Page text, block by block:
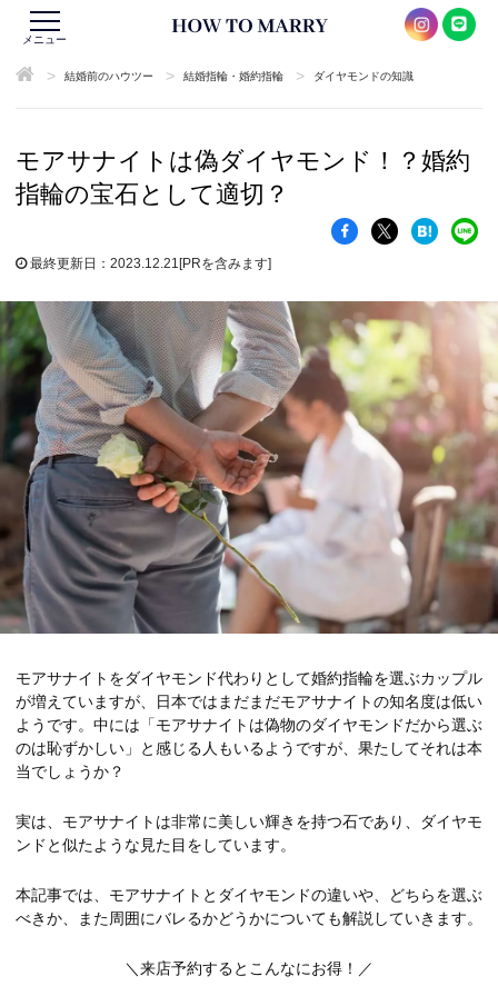
メニュー
> 結婚前のハウツー > 結婚指輪・婚約指輪 > ダイヤモンドの知識
モアサナイトは偽ダイヤモンド！？婚約
指輪の宝石として適切？
最終更新日：2023.12.21 [PRを含みます]
モアサナイトをダイヤモンド代わりとして婚約指輪を選ぶカップル
が増えていますが、日本ではまだまだモアサナイトの知名度は低い
ようです。中には「モアサナイトは偽物のダイヤモンドだから選ぶ
のは恥ずかしい」と感じる人もいるようですが、果たしてそれは本
当でしょうか？
実は、モアサナイトは非常に美しい輝きを持つ石であり、ダイヤモ
ンドと似たような見た目をしています。
本記事では、モアサナイトとダイヤモンドの違いや、どちらを選ぶ
べきか、また周囲にバレるかどうかについても解説していきます。
＼来店予約するとこんなにお得！／